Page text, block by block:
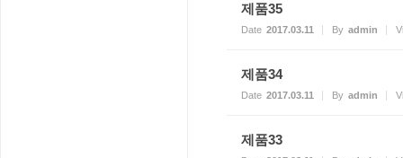
제품35
Date 2017.03.11 By admin
제품34
Date 2017.03.11 By admin
제품33